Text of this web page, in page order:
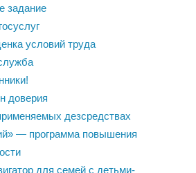
задание
условий труда
доверия
дезсредствах
— программа повышения
для семей с детьми-